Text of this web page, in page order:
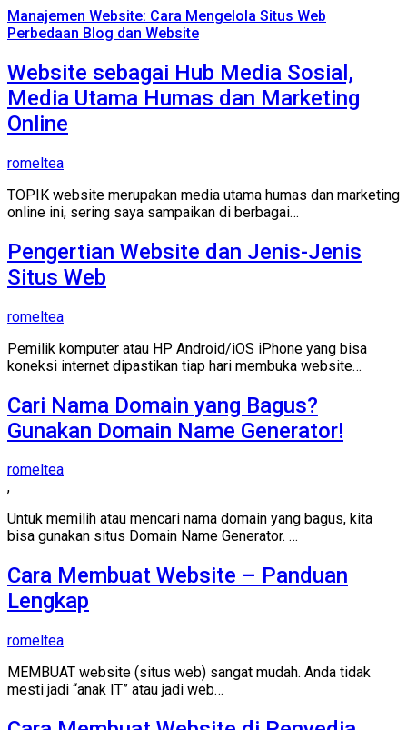
Manajemen Website: Cara Mengelola Situs Web
Perbedaan Blog dan Website
Website sebagai Hub Media Sosial,
Media Utama Humas dan Marketing
Online
romeltea
TOPIK website merupakan media utama humas dan marketing
online ini, sering saya sampaikan di berbagai…
Pengertian Website dan Jenis-Jenis
Situs Web
romeltea
Pemilik komputer atau HP Android/iOS iPhone yang bisa
koneksi internet dipastikan tiap hari membuka website…
Cari Nama Domain yang Bagus?
Gunakan Domain Name Generator!
romeltea
,
Untuk memilih atau mencari nama domain yang bagus, kita
bisa gunakan situs Domain Name Generator. …
Cara Membuat Website – Panduan
Lengkap
romeltea
MEMBUAT website (situs web) sangat mudah. Anda tidak
mesti jadi “anak IT” atau jadi web…